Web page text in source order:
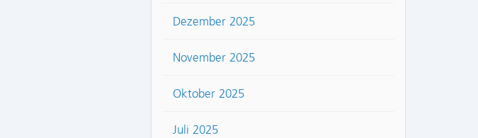
Dezember 2025
November 2025
Oktober 2025
Juli 2025